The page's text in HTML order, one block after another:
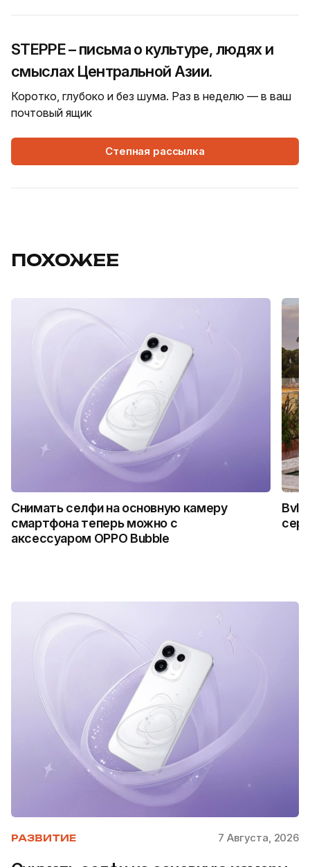
STEPPE – письма о культуре, людях и
смыслах Центральной Азии.
Коротко, глубоко и без шума. Раз в неделю — в ваш
почтовый ящик
Степная рассылка
ПОХОЖЕЕ
Снимать селфи на основную камеру
смартфона теперь можно с
аксессуаром OPPO Bubble
РАЗВИТИЕ 7 Августа, 2026